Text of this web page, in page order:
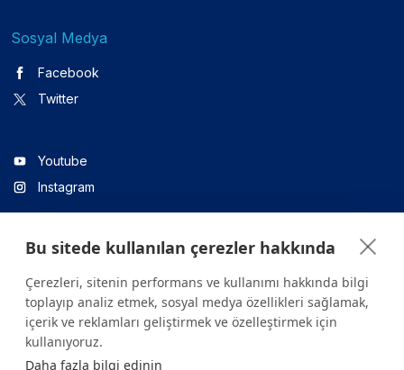
Sosyal Medya
Facebook
Twitter
Youtube
Instagram
Linkedin
Sitede yer alan tüm içerikler yalnızca bilgilendirme amaçlıdır.
Sağlığınızla ilgili sorularınız için mutlaka doktoruza ya da bir sağlık
Bu sitede kullanılan çerezler hakkında
Çerezleri, sitenin performans ve kullanımı hakkında bilgi
toplayıp analiz etmek, sosyal medya özellikleri sağlamak,
içerik ve reklamları geliştirmek ve özelleştirmek için
kullanıyoruz.
Daha fazla bilgi edinin